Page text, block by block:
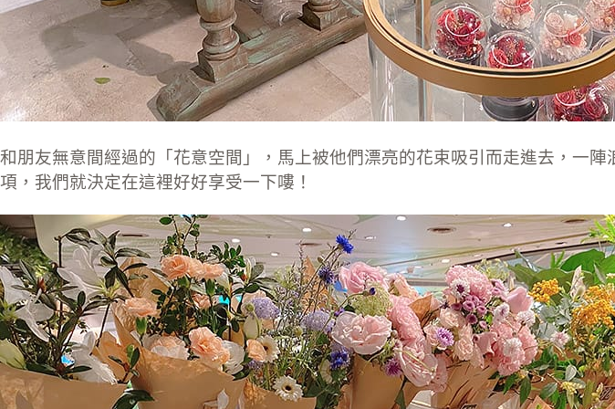
和朋友無意間經過的「花意空間」，馬上被他們漂亮的花束吸引而走進去，一
項，我們就決定在這裡好好享受一下嘍！